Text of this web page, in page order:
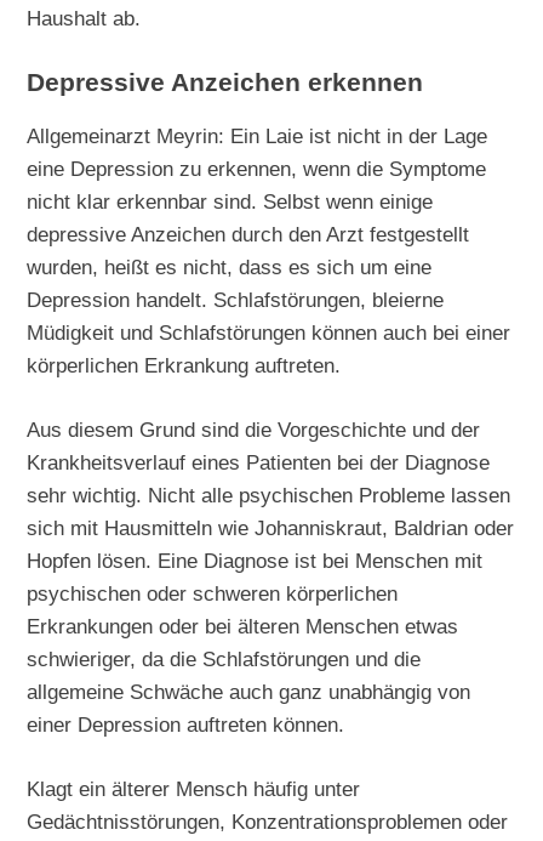
Haushalt ab.
Depressive Anzeichen erkennen
Allgemeinarzt Meyrin: Ein Laie ist nicht in der Lage
eine Depression zu erkennen, wenn die Symptome
nicht klar erkennbar sind. Selbst wenn einige
depressive Anzeichen durch den Arzt festgestellt
wurden, heißt es nicht, dass es sich um eine
Depression handelt. Schlafstörungen, bleierne
Müdigkeit und Schlafstörungen können auch bei einer
körperlichen Erkrankung auftreten.
Aus diesem Grund sind die Vorgeschichte und der
Krankheitsverlauf eines Patienten bei der Diagnose
sehr wichtig. Nicht alle psychischen Probleme lassen
sich mit Hausmitteln wie Johanniskraut, Baldrian oder
Hopfen lösen. Eine Diagnose ist bei Menschen mit
psychischen oder schweren körperlichen
Erkrankungen oder bei älteren Menschen etwas
schwieriger, da die Schlafstörungen und die
allgemeine Schwäche auch ganz unabhängig von
einer Depression auftreten können.
Klagt ein älterer Mensch häufig unter
Gedächtnisstörungen, Konzentrationsproblemen oder